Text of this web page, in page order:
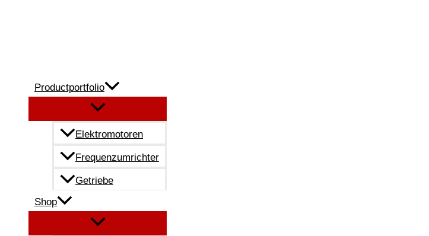
Productportfolio
Elektromotoren
Frequenzumrichter
Getriebe
Shop